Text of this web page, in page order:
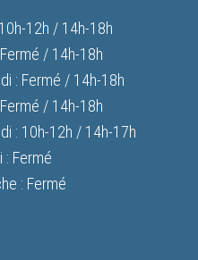
12h / 14h-18h
/ 14h-18h
: Fermé / 14h-18h
/ 14h-18h
: 10h-12h / 14h-17h
: Fermé
: Fermé